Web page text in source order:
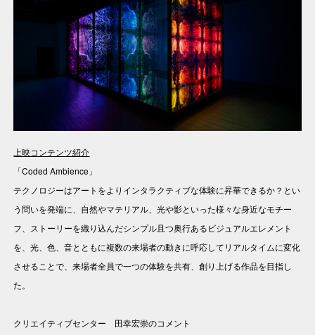
上映コンテンツ紹介
「Coded Ambience」
テクノロジーはアートをよりインタラクティブな体験に昇華できるか？とい
う問いを発端に、自然やマテリアル、光や影といった様々な身近なモチー
フ、ストーリーを織り込んだシンプル且つ奥行あるビジュアルエレメント
を、光、色、音とともに複数の来場者の動きに呼応してリアルタイムに変化
させることで、来場者全員で一つの体験を共有、創り上げる作品を目指し
た。
クリエイティブセンター 田幸宏崇のコメント